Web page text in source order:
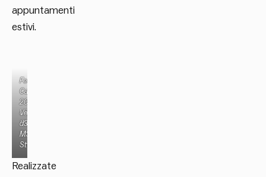
appuntamenti
estivi.
Festival
Cabanes
2026_Salazar
d3_©
M3
Studio
Festival
Cabanes
2026_Pria
Velia
d3_©
M3
Studio
Realizzate